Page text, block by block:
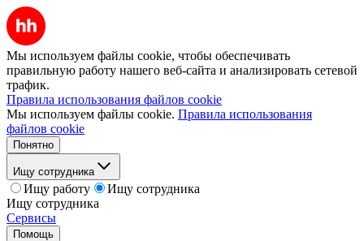
Мы используем файлы cookie, чтобы обеспечивать
правильную работу нашего веб-сайта и анализировать сетевой
трафик.
Правила использования файлов cookie
Мы используем файлы cookie. Правила использования
файлов cookie
Понятно
Ищу сотрудника
Ищу работу
Ищу сотрудника
Ищу сотрудника
Сервисы
Помощь